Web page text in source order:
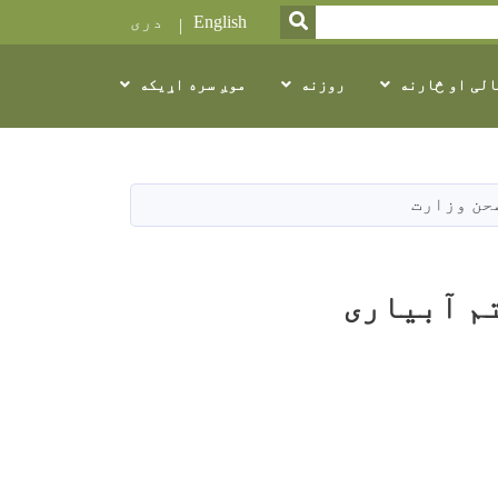
SEARCH
English دری
او څارنه روزنه موږ سره اړیکه
وزارت
آبیاری